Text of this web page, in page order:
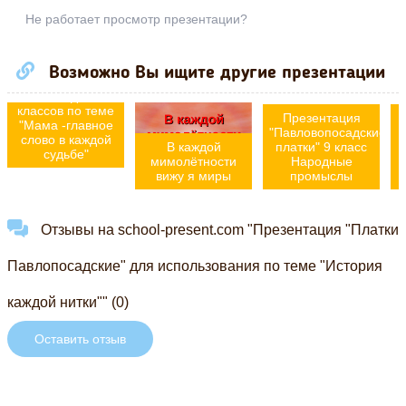
Не работает просмотр презентации?
Возможно Вы ищите другие презентации
Презентация к
внеурочному
занятию для 8-9
классов по теме
"Мама -главное
слово в каждой
судьбе"
В каждой
мимолётности
вижу я миры
Презентация
"Павловопосадские
платки" 9 класс
Народные
промыслы
Отзывы на school-present.com "Презентация "Платки
Павлопосадские" для использования по теме "История
каждой нитки"" (0)
Оставить отзыв